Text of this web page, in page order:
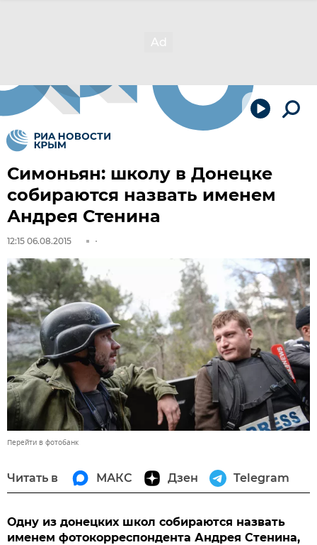
Симоньян: школу в Донецке
собираются назвать именем
Андрея Стенина
12:15 06.08.2015
Перейти в фотобанк
Читать в МАКС Дзен Telegram
Одну из донецких школ собираются назвать
именем фотокорреспондента Андрея Стенина,